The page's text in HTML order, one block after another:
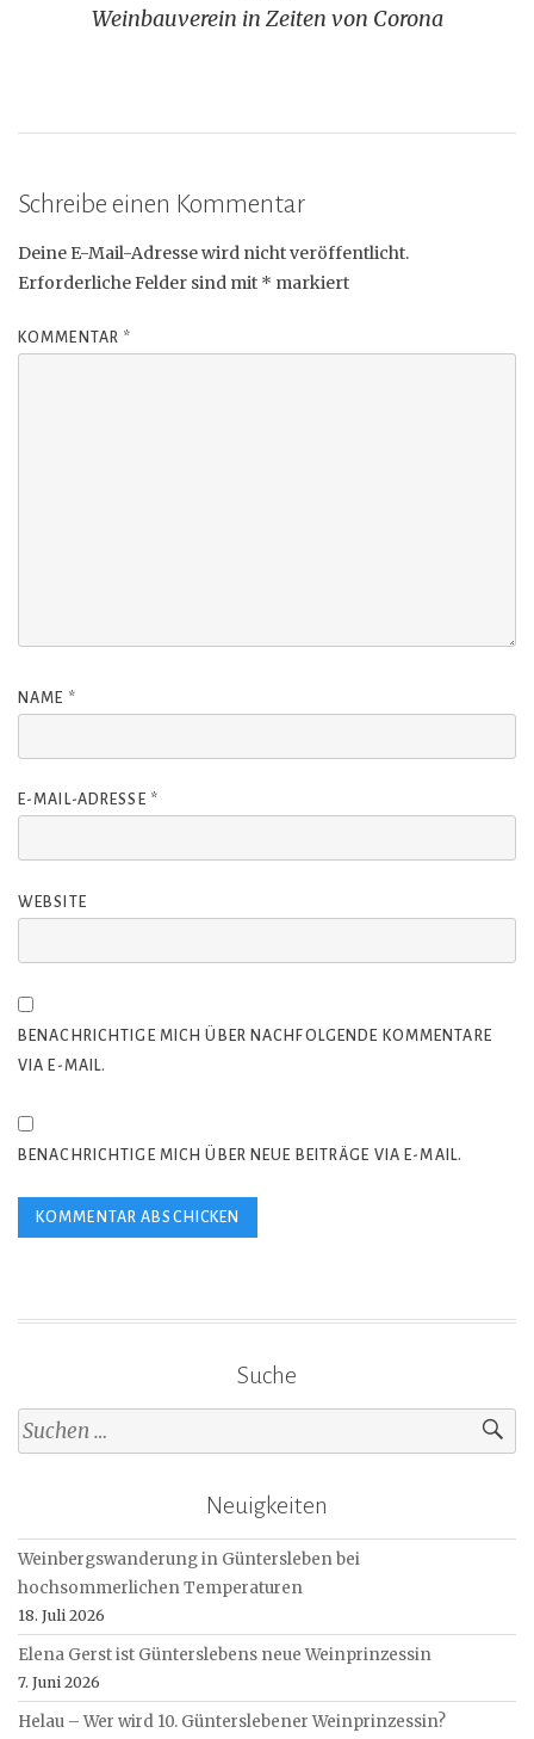
Weinbauverein in Zeiten von Corona
Schreibe einen Kommentar
Deine E-Mail-Adresse wird nicht veröffentlicht.
Erforderliche Felder sind mit * markiert
KOMMENTAR *
NAME *
E-MAIL-ADRESSE *
WEBSITE
BENACHRICHTIGE MICH ÜBER NACHFOLGENDE KOMMENTARE
VIA E-MAIL.
BENACHRICHTIGE MICH ÜBER NEUE BEITRÄGE VIA E-MAIL.
Suche
Suche
nach:
Neuigkeiten
Weinbergswanderung in Güntersleben bei
hochsommerlichen Temperaturen
18. Juli 2026
Elena Gerst ist Günterslebens neue Weinprinzessin
7. Juni 2026
Helau – Wer wird 10. Günterslebener Weinprinzessin?